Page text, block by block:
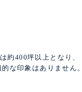
約400坪以上となり、
な印象はありません。